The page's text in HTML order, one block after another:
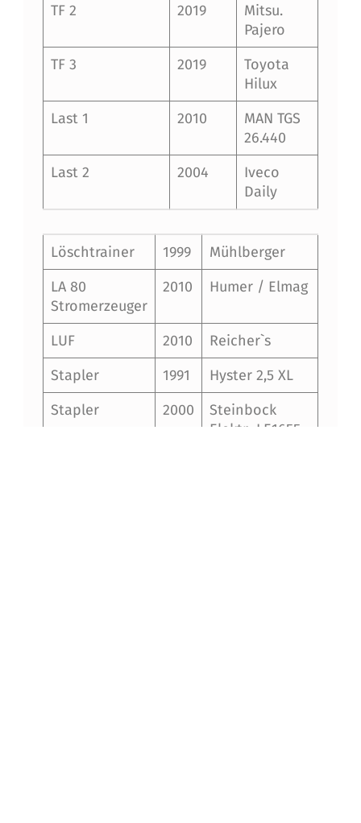
TF 2
2019
Mitsu.
Pajero
TF 3
2019
Toyota
Hilux
Last 1
2010
MAN TGS
26.440
Last 2
2004
Iveco
Daily
Löschtrainer 1999
Mühlberger
LA 80
Stromerzeuger
2010 Humer / Elmag
LUF 2010
Reicher`s
Stapler
1991
Hyster 2,5 XL
Stapler
2000
Steinbock
Elektr LE1655